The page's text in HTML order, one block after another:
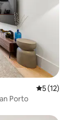
5 (12)
Porto